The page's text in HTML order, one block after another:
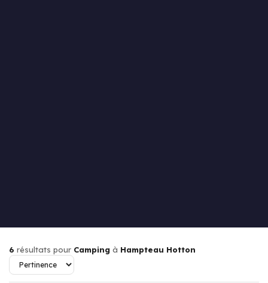
6 résultats pour Camping à Hampteau Hotton